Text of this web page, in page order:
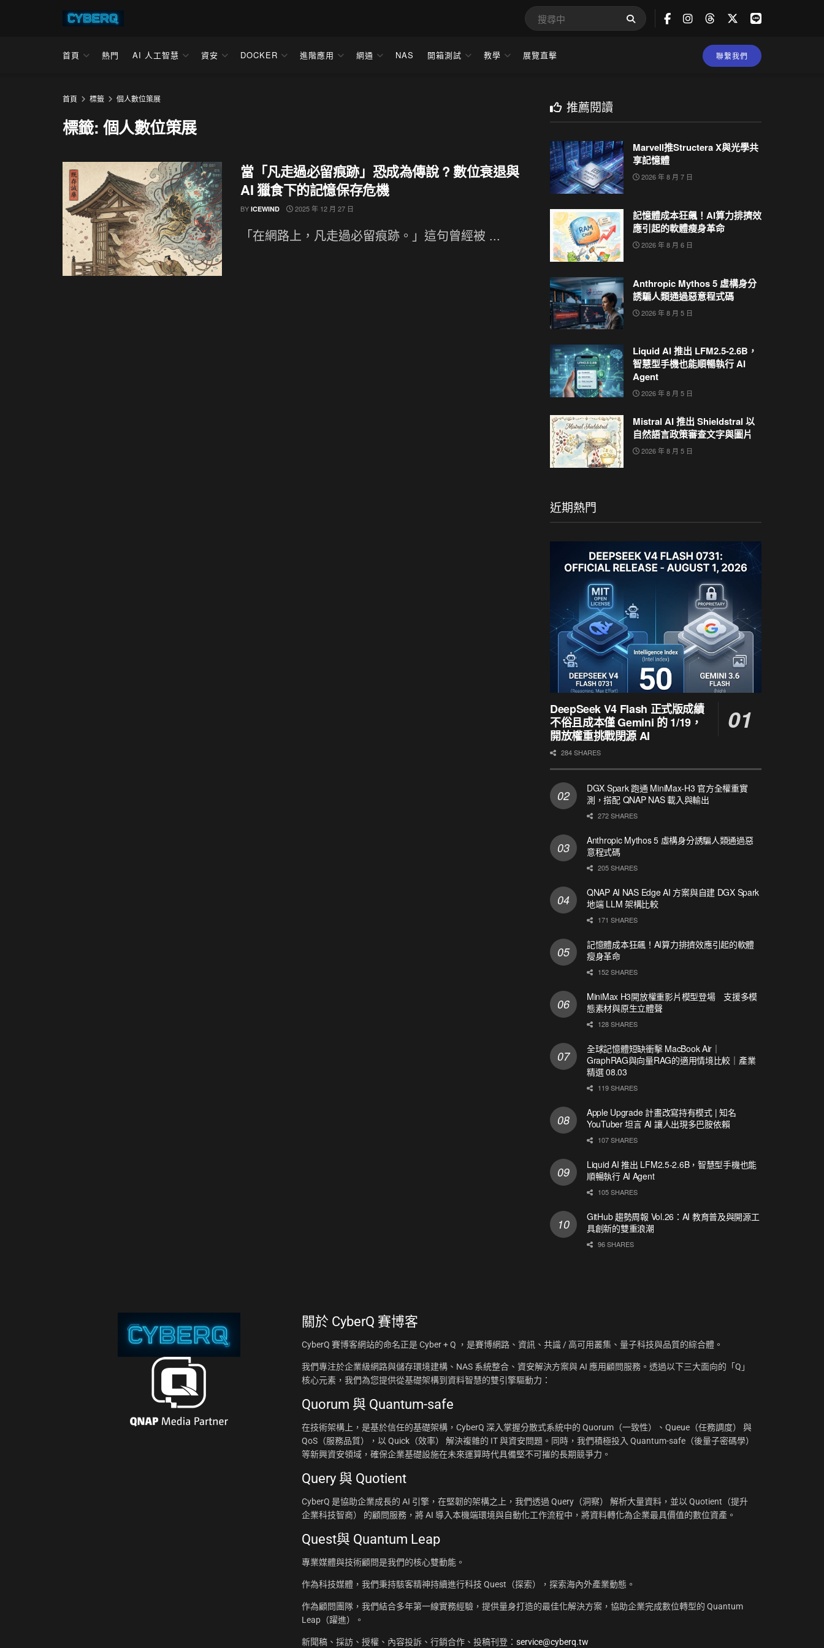
首頁 熱門 AI 人工智慧 資安 DOCKER 進階應用 網通 NAS 開箱測試 教學 展覽直擊 聯繫我們
首頁 標籤 個人數位策展
標籤: 個人數位策展
當「凡走過必留痕跡」恐成為傳說 ? 數位衰退與
AI 獵食下的記憶保存危機
BY ICEWIND 2025 年 12 月 27 日
「在網路上，凡走過必留痕跡。」這句曾經被 ...
推薦閱讀
Marvell推Structera X與光學共
享記憶體
2026 年 8 月 7 日
記憶體成本狂飆！AI算力排擠效
應引起的軟體瘦身革命
2026 年 8 月 6 日
Anthropic Mythos 5 虛構身分
誘騙人類通過惡意程式碼
2026 年 8 月 5 日
Liquid AI 推出 LFM2.5-2.6B，
智慧型手機也能順暢執行 AI
Agent
2026 年 8 月 5 日
Mistral AI 推出 Shieldstral 以
自然語言政策審查文字與圖片
2026 年 8 月 5 日
近期熱門
DeepSeek V4 Flash 正式版成績
不俗且成本僅 Gemini 的 1/19，
開放權重挑戰閉源 AI
284 SHARES
DGX Spark 跑通 MiniMax-H3 官方全權重實
測，搭配 QNAP NAS 載入與輸出
272 SHARES
Anthropic Mythos 5 虛構身分誘騙人類通過惡
意程式碼
205 SHARES
QNAP AI NAS Edge AI 方案與自建 DGX Spark
地端 LLM 架構比較
171 SHARES
記憶體成本狂飆！AI算力排擠效應引起的軟體
瘦身革命
152 SHARES
MiniMax H3開放權重影片模型登場 支援多模
態素材與原生立體聲
128 SHARES
全球記憶體短缺衝擊 MacBook Air｜
GraphRAG與向量RAG的適用情境比較｜產業
精選 08.03
119 SHARES
Apple Upgrade 計畫改寫持有模式 | 知名
YouTuber 坦言 AI 讓人出現多巴胺依賴
107 SHARES
Liquid AI 推出 LFM2.5-2.6B，智慧型手機也能
順暢執行 AI Agent
105 SHARES
GitHub 趨勢周報 Vol.26：AI 教育普及與開源工
具創新的雙重浪潮
96 SHARES
關於 CyberQ 賽博客
CyberQ 賽博客網站的命名正是 Cyber + Q ，是賽博網路、資訊、共識 / 高可用叢集、量子科技與品質的綜合體。
我們專注於企業級網路與儲存環境建構、NAS 系統整合、資安解決方案與 AI 應用顧問服務。透過以下三大面向的「Q」
核心元素，我們為您提供從基礎架構到資料智慧的雙引擎驅動力：
Quorum 與 Quantum-safe
在技術架構上，是基於信任的基礎架構，CyberQ 深入掌握分散式系統中的 Quorum（一致性）、Queue（任務調度） 與
QoS（服務品質），以 Quick（效率） 解決複雜的 IT 與資安問題。同時，我們積極投入 Quantum-safe（後量子密碼學）
等新興資安領域，確保企業基礎設施在未來運算時代具備堅不可摧的長期競爭力。
Query 與 Quotient
CyberQ 是協助企業成長的 AI 引擎，在堅韌的架構之上，我們透過 Query（洞察） 解析大量資料，並以 Quotient（提升
企業科技智商） 的顧問服務，將 AI 導入本機端環境與自動化工作流程中，將資料轉化為企業最具價值的數位資產。
Quest與 Quantum Leap
專業媒體與技術顧問是我們的核心雙動能。
作為科技媒體，我們秉持駭客精神持續進行科技 Quest（探索），探索海內外產業動態。
作為顧問團隊，我們結合多年第一線實務經驗，提供量身打造的最佳化解決方案，協助企業完成數位轉型的 Quantum
Leap（躍進）。
新聞稿、採訪、授權、內容投訴、行銷合作、投稿刊登： service@cyberq.tw